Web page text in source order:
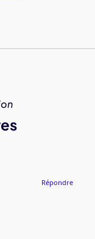
Répondre